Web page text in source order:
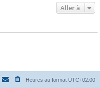
Aller à
Heures au format UTC+02:00